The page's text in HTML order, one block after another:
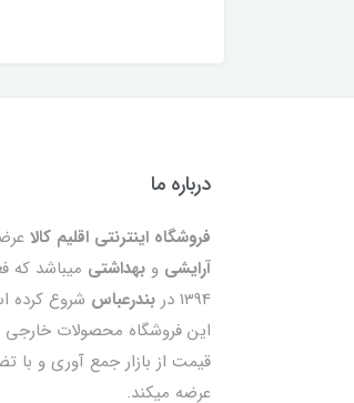
درباره ما
فروشگاه اینترنتی اقلیم کالا
آرایشیوبهداشتی میباشد که
1394 در
بندرعباس شروع کرده
این فروشگاه محصولات خارجی و
قیمت از بازار جمع آوری و با
عرضه میکند.